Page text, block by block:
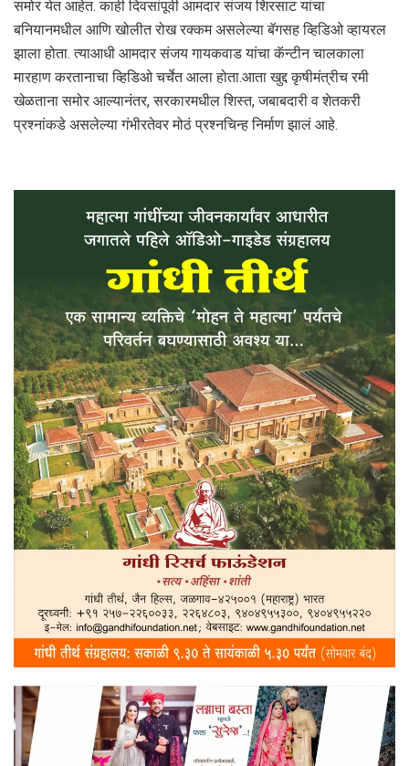
समोर येत आहेत. काही दिवसांपूर्वी आमदार संजय शिरसाट यांचा
बनियानमधील आणि खोलीत रोख रक्कम असलेल्या बॅगसह व्हिडिओ व्हायरल
झाला होता. त्याआधी आमदार संजय गायकवाड यांचा कॅन्टीन चालकाला
मारहाण करतानाचा व्हिडिओ चर्चेत आला होता.आता खुद्द कृषीमंत्रीच रमी
खेळताना समोर आल्यानंतर, सरकारमधील शिस्त, जबाबदारी व शेतकरी
प्रश्नांकडे असलेल्या गंभीरतेवर मोठं प्रश्नचिन्ह निर्माण झालं आहे.